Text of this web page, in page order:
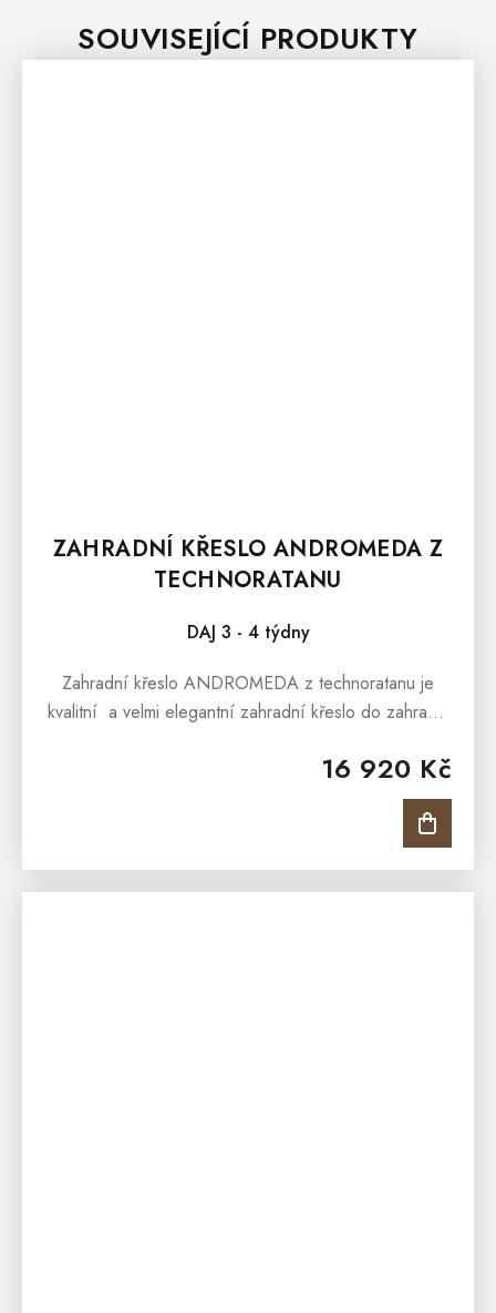
SOUVISEJÍCÍ PRODUKTY
ZAHRADNÍ KŘESLO ANDROMEDA Z
TECHNORATANU
DAJ 3 - 4 týdny
16 920 Kč
Zahradní křeslo ANDROMEDA z technoratanu je
kvalitní a velmi elegantní zahradní křeslo do zahrady,
designu a funkčnosti...